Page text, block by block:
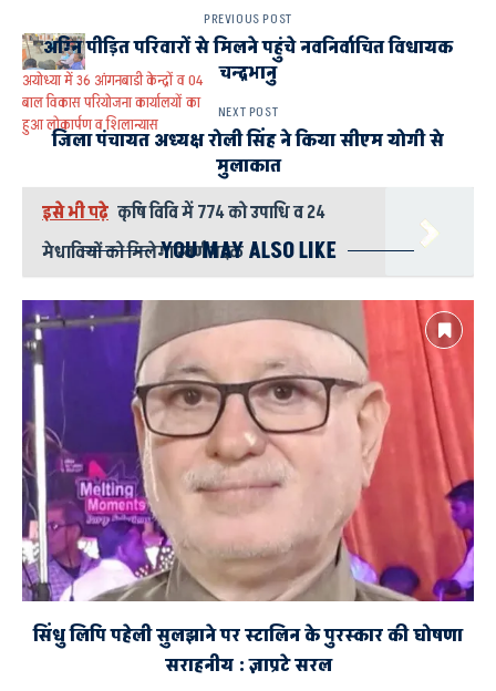
अयोध्या में 36 आंगनबाडी केन्द्रों व 04
बाल विकास परियोजना कार्यालयों का
हुआ लोकार्पण व शिलान्यास
इसे भी पढ़े कृषि विवि में 774 को उपाधि व 24
मेधावियों को मिलेगा स्वर्ण पदक
UPCM बीकापुर विधानसभा मुख्यमंत्री योगी आदित्यनाथ
विधायक डा. अमित सिंह चौहान
PREVIOUS POST
अग्नि पीड़ित परिवारों से मिलने पहुंचे नवनिर्वाचित विधायक
चन्द्रभानु
NEXT POST
जिला पंचायत अध्यक्ष रोली सिंह ने किया सीएम योगी से
मुलाकात
YOU MAY ALSO LIKE
सिंधु लिपि पहेली सुलझाने पर स्टालिन के पुरस्कार की घोषणा
सराहनीय : ज्ञाप्रटे सरल